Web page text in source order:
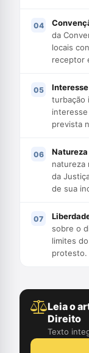
da
locais
receptor
turbação
prevista
natureza
da
de sua
sobre o
limites
protesto.
Leia o
Direito
Texto